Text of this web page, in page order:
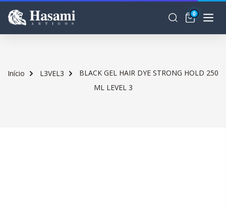
0
Início L3VEL3
BLACK GEL HAIR DYE STRONG HOLD 250
ML LEVEL 3